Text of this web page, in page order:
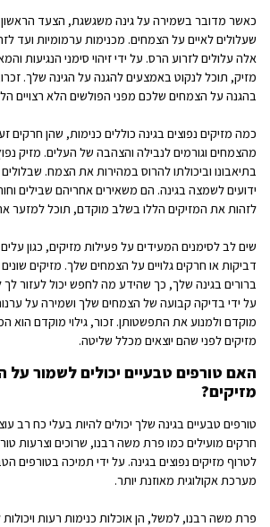
כאשר מדובר בשמירה על גינה משגשגת, הצעד הראשון
שעלולים לאיים על הצמחים. מכנימות ערמומיות ועד
אלה עלולים לזרוע הרס. על ידי זיהוי סימני הנגיעות
מזיק, תוכל לנקוט באמצעים להגנה על הגינה שלך.
בהגנה על הצמחים שלכם מפני הפולשים הלא רצויים
כמה מזיקים נפוצים בגינה כוללים כנימות, שהן חרקים
מהצמחים וגורמים לנבילה והצהבה של העלים. מזיק
בתיאבונו וביכולתו להרוס במהירות את הצמח. שבלולים
ידועים לשמצה בגינה. הם משאירים אחריהם שבילים
לזהות את המזיקים הללו בשלב מוקדם, תוכל למזער
שים לב לסימנים המעידים על פעילות מזיקים, כגון
דביקות או חרקים גלויים על הצמחים שלך. מזיקים
ברורים בגינה שלך, כך שהידע מה לחפש יכול לעזור
על ידי בדיקה קבועה של הצמחים שלך ושמירה על
מוקדם ולמנוע את התפשטותן. זכור, גילוי מוקדם הוא
מזיקים לפני שהם יוצאים מכלל שליטה.
האם טורפים טבעיים יכולים לשמור על
מזיקים?
טורפים טבעיים בגינה שלך יכולים להיות בעלי כח רב
חרקים מועילים כמו פרת משה רבנו, שרוכים וצרעות
לטרוף מזיקים נפוצים בגינה. על ידי תמיכה בטורפים
מערכת אקולוגית מאוזנת יותר.
פרת משה רבנו, למשל, הן אוכלות כנימות רעות